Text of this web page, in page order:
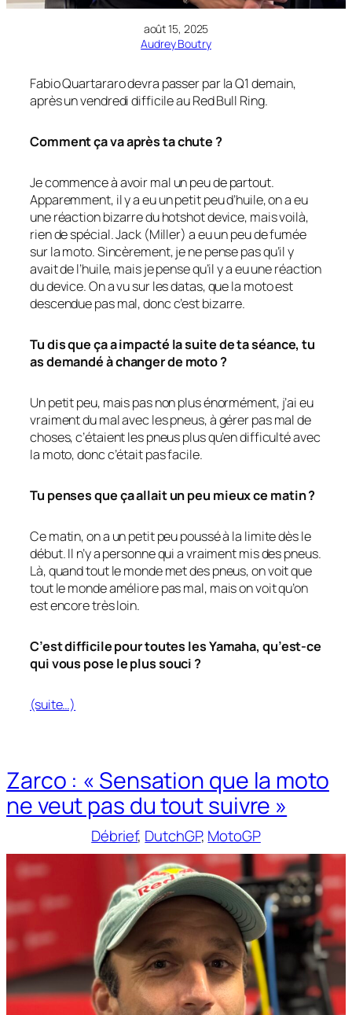
août 15, 2025
Audrey Boutry
Fabio Quartararo devra passer par la Q1 demain,
après un vendredi difficile au Red Bull Ring.
Comment ça va après ta chute ?
Je commence à avoir mal un peu de partout.
Apparemment, il y a eu un petit peu d’huile, on a eu
une réaction bizarre du hotshot device, mais voilà,
rien de spécial. Jack (Miller) a eu un peu de fumée
sur la moto. Sincèrement, je ne pense pas qu’il y
avait de l’huile, mais je pense qu’il y a eu une réaction
du device. On a vu sur les datas, que la moto est
descendue pas mal, donc c’est bizarre.
Tu dis que ça a impacté la suite de ta séance, tu
as demandé à changer de moto ?
Un petit peu, mais pas non plus énormément, j’ai eu
vraiment du mal avec les pneus, à gérer pas mal de
choses, c’étaient les pneus plus qu’en difficulté avec
la moto, donc c’était pas facile.
Tu penses que ça allait un peu mieux ce matin ?
Ce matin, on a un petit peu poussé à la limite dès le
début. Il n’y a personne qui a vraiment mis des pneus.
Là, quand tout le monde met des pneus, on voit que
tout le monde améliore pas mal, mais on voit qu’on
est encore très loin.
C’est difficile pour toutes les Yamaha, qu’est-ce
qui vous pose le plus souci ?
(suite…)
Zarco : « Sensation que la moto
ne veut pas du tout suivre »
Débrief, DutchGP, MotoGP